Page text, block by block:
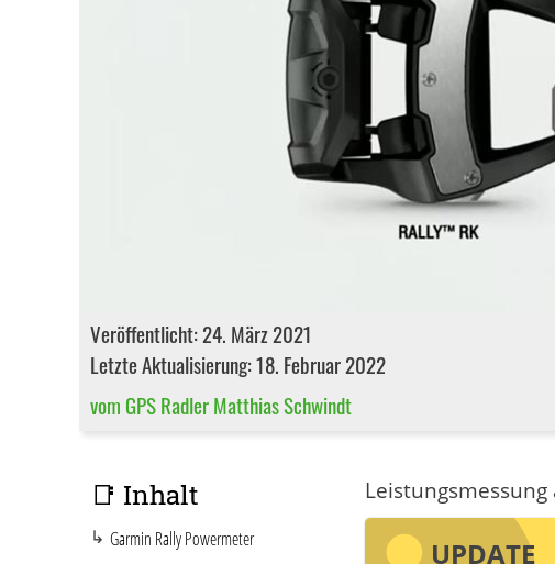
Veröffentlicht: 24. März 2021
Letzte Aktualisierung: 18. Februar 2022
vom GPS Radler Matthias Schwindt
UPDATE
📑 Inhalt
Garmin Rally Powermeter